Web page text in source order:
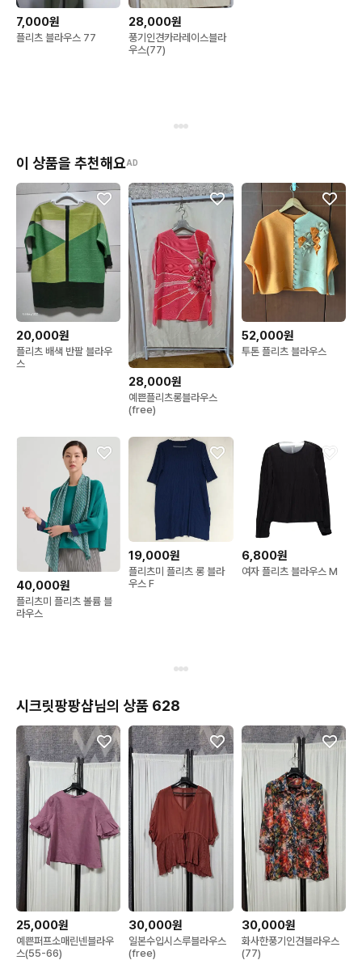
7,000원
플리츠 블라우스 77
28,000원
풍기인견카라레이스블라
우스(77)
이 상품을 추천해요AD
20,000원
플리츠 배색 반팔 블라우
스
28,000원
예쁜플리츠롱블라우스
(free)
52,000원
투톤 플리츠 블라우스
40,000원
플리츠미 플리츠 볼륨 블
라우스
19,000원
플리츠미 플리츠 롱 블라
우스 F
6,800원
여자 플리츠 블라우스 M
시크릿팡팡샵님의 상품 628
25,000원
예쁜퍼프소매린넨블라우
스(55-66)
30,000원
일본수입시스루블라우스
(free)
30,000원
화사한풍기인견블라우스
(77)